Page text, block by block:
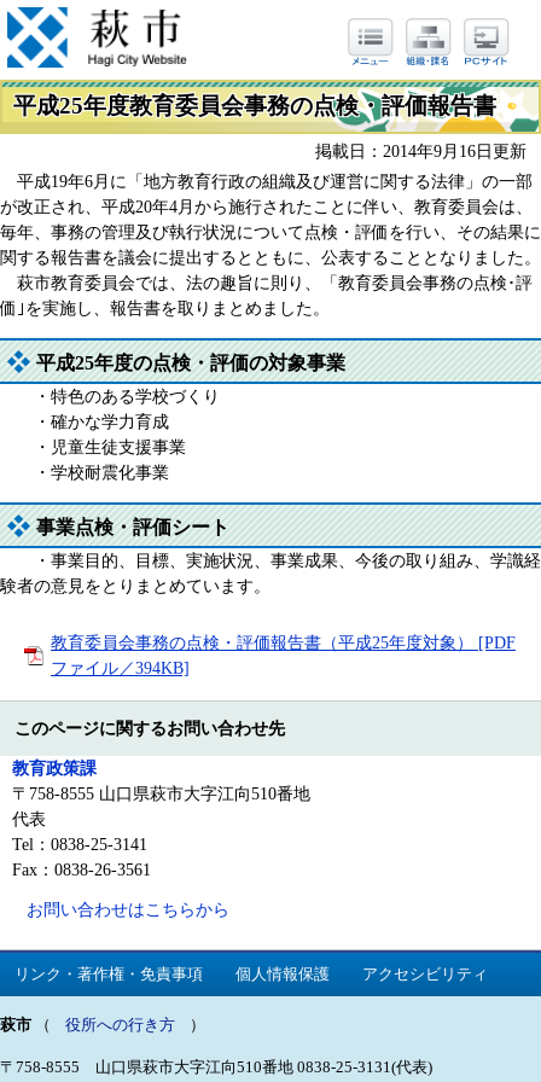
平成25年度教育委員会事務の点検・評価報告書
掲載日：2014年9月16日更新
平成19年6月に「地方教育行政の組織及び運営に関する法律」の一部
が改正され、平成20年4月から施行されたことに伴い、教育委員会は、
毎年、事務の管理及び執行状況について点検・評価を行い、その結果に
関する報告書を議会に提出するとともに、公表することとなりました。
萩市教育委員会では、法の趣旨に則り、「教育委員会事務の点検･評
価｣を実施し、報告書を取りまとめました。
平成25年度の点検・評価の対象事業
・特色のある学校づくり
・確かな学力育成
・児童生徒支援事業
・学校耐震化事業
事業点検・評価シート
・事業目的、目標、実施状況、事業成果、今後の取り組み、学識経
験者の意見をとりまとめています。
教育委員会事務の点検・評価報告書（平成25年度対象） [PDF
ファイル／394KB]
このページに関するお問い合わせ先
教育政策課
〒758-8555 山口県萩市大字江向510番地
代表
Tel：0838-25-3141
Fax：0838-26-3561
お問い合わせはこちらから
リンク・著作権・免責事項 個人情報保護 アクセシビリティ
萩市 （ 役所への行き方 ）
〒758-8555 山口県萩市大字江向510番地 0838-25-3131(代表)